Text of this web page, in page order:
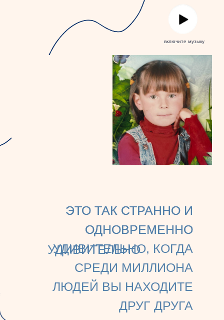
ЭТО ТАК СТРАННО И
ОДНОВРЕМЕННО
УДИВИТЕЛЬНО, КОГДА
СРЕДИ МИЛЛИОНА
ЛЮДЕЙ ВЫ НАХОДИТЕ
ДРУГ ДРУГА
ЭТО ТАК СТРАННО И
ОДНОВРЕМЕННО
УДИВИТЕЛЬНО
включите музыку